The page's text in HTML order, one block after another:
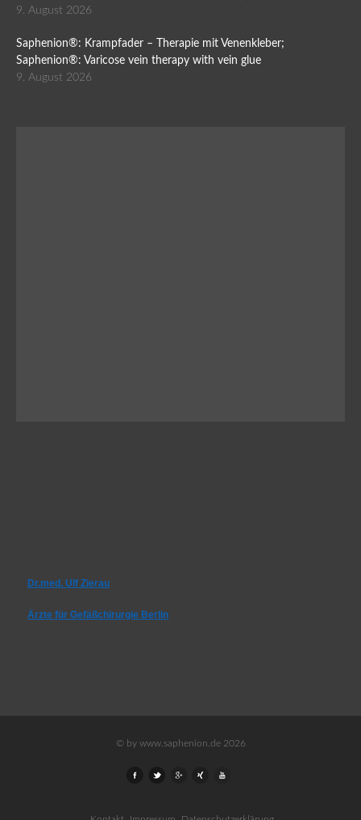
9. August 2026
Saphenion®: Krampfader – Therapie mit Venenkleber;
Saphenion®: Varicose vein therapy with vein glue
9. August 2026
Dr.med. Ulf Zierau
Ärzte für Gefäßchirurgie Berlin
© by www.saphenion.de 2026